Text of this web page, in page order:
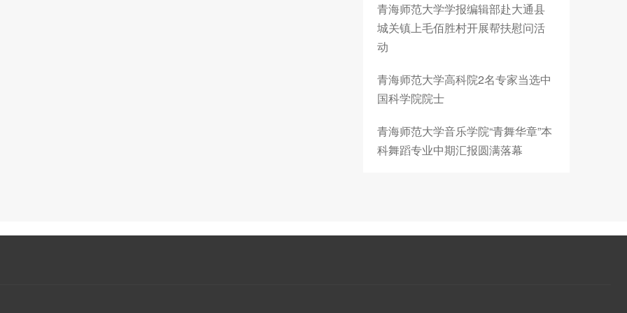
青海师范大学学报编辑部赴大通县
城关镇上毛佰胜村开展帮扶慰问活
动
青海师范大学高科院2名专家当选中
国科学院院士
青海师范大学音乐学院“青舞华章”本
科舞蹈专业中期汇报圆满落幕